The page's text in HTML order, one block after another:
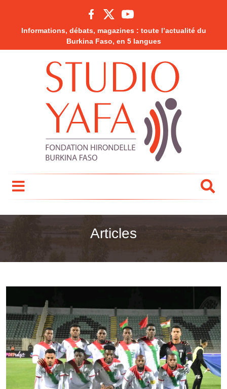
Informations, débats, magazines : toute l’actualité du
Burkina Faso, en 5 langues
Articles